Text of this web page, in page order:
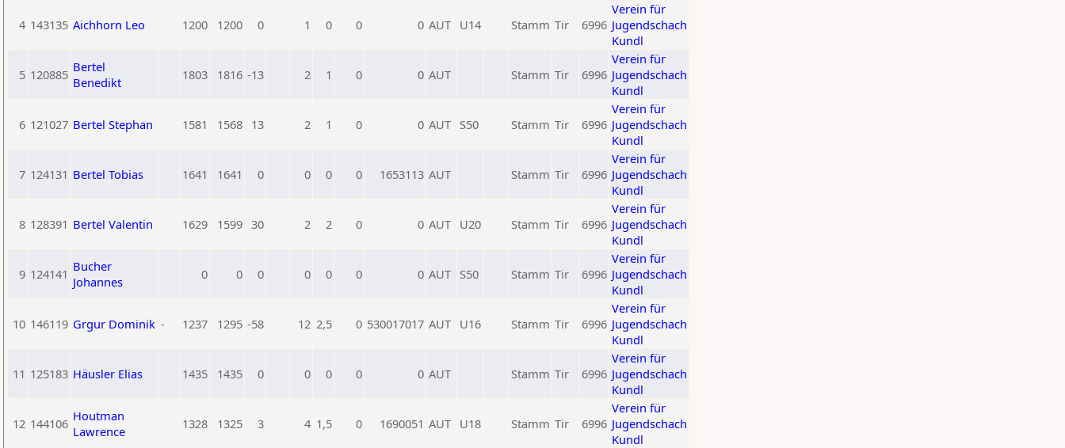
4 143135 Aichhorn Leo 1200 1200 0 1 0 0 0 AUT U14 Stamm Tir 6996
Verein für
Jugendschach
Kundl
5 120885 Bertel
Benedikt
1803 1816 -13 2 1 0 0 AUT Stamm Tir 6996
Verein für
Jugendschach
Kundl
6 121027 Bertel Stephan 1581 1568 13 2 1 0 0 AUT S50 Stamm Tir 6996
Verein für
Jugendschach
Kundl
7 124131 Bertel Tobias 1641 1641 0 0 0 0 1653113 AUT Stamm Tir 6996
Verein für
Jugendschach
Kundl
8 128391 Bertel Valentin 1629 1599 30 2 2 0 0 AUT U20 Stamm Tir 6996
Verein für
Jugendschach
Kundl
9 124141 Bucher
Johannes
0 0 0 0 0 0 0 AUT S50 Stamm Tir 6996
Verein für
Jugendschach
Kundl
10 146119 Grgur Dominik - 1237 1295 -58 12 2,5 0 530017017 AUT U16 Stamm Tir 6996
Verein für
Jugendschach
Kundl
11 125183 Häusler Elias 1435 1435 0 0 0 0 0 AUT Stamm Tir 6996
Verein für
Jugendschach
Kundl
12 144106 Houtman
Lawrence
1328 1325 3 4 1,5 0 1690051 AUT U18 Stamm Tir 6996
Verein für
Jugendschach
Kundl